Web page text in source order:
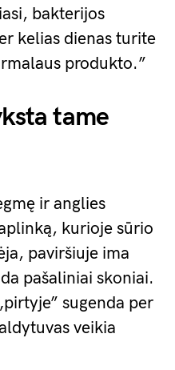
bakterijos
kelias dienas turite
produkto.”
tame
ir anglies
kurioje sūrio
paviršiuje ima
pašaliniai skoniai.
sugenda per
veikia